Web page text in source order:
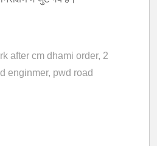
after cm dhami order 2
enginmer pwd road